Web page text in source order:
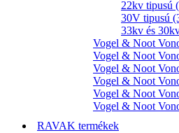
22kv tipusú
30V tipusú
33kv és
Vogel & Noot
Vogel & Noot
Vogel & Noot
Vogel & Noot
Vogel & Noot
Vogel & Noot
RAVAK termékek